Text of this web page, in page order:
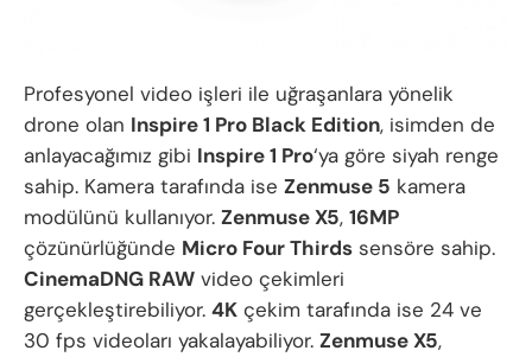
Profesyonel video işleri ile uğraşanlara yönelik
drone olan Inspire 1 Pro Black Edition, isimden de
anlayacağımız gibi Inspire 1 Pro‘ya göre siyah renge
sahip. Kamera tarafında ise Zenmuse 5 kamera
modülünü kullanıyor. Zenmuse X5, 16MP
çözünürlüğünde Micro Four Thirds sensöre sahip.
CinemaDNG RAW video çekimleri
gerçekleştirebiliyor. 4K çekim tarafında ise 24 ve
30 fps videoları yakalayabiliyor. Zenmuse X5,